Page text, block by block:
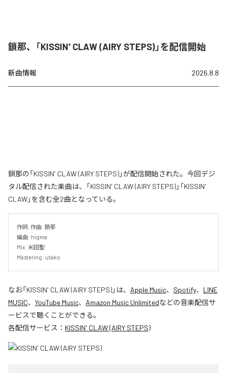
鎖那、「KISSIN' CLAW (AIRY STEPS)」を配信開始
新曲情報 2026.8.8
鎖那の「KISSIN' CLAW (AIRY STEPS)」が配信開始された。今回デジ
タル配信された楽曲は、「KISSIN' CLAW (AIRY STEPS)」「KISSIN'
CLAW」を含む全2曲となっている。
作詞, 作曲: 鎖那
編曲: higma
Mix: 米田聖
Mastering: utako
なお「KISSIN' CLAW (AIRY STEPS)」は、 Apple Music、 Spotify、 LINE
MUSIC、 YouTube Music、 Amazon Music Unlimitedなどの音楽配信サ
ービスで聴くことができる。
各配信サービス： KISSIN' CLAW (AIRY STEPS)